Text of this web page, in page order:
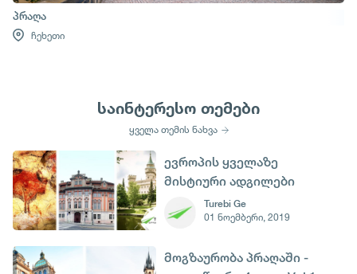
პრაღა
ჩეხეთი
საინტერესო თემები
ყველა თემის ნახვა
ევროპის ყველაზე
მისტიური ადგილები
Turebi Ge
01 ნოემბერი, 2019
მოგზაურობა პრაღაში -